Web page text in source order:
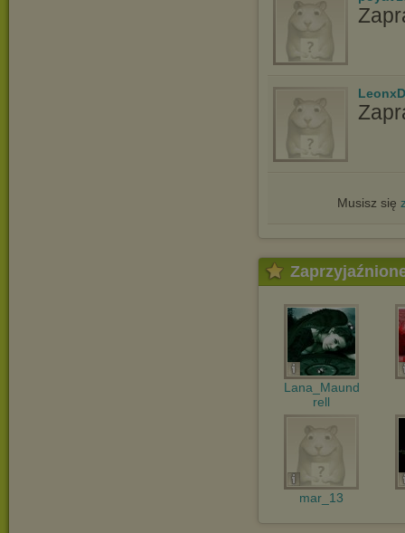
Musisz się
Lana_Maund
rell
mar_13